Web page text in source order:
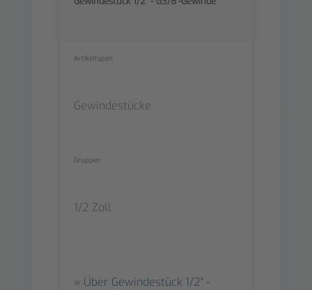
Artikeltypen
Gewindestücke
Gruppen
1/2 Zoll
Über Gewindestück 1/2" -